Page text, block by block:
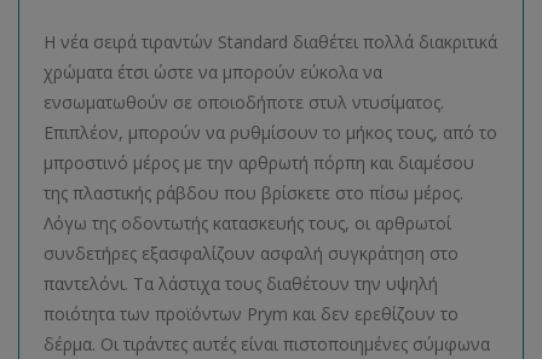
Η νέα σειρά τιραντών Standard διαθέτει πολλά διακριτικά
χρώματα έτσι ώστε να μπορούν εύκολα να
ενσωματωθούν σε οποιοδήποτε στυλ ντυσίματος.
Επιπλέον, μπορούν να ρυθμίσουν το μήκος τους, από το
μπροστινό μέρος με την αρθρωτή πόρπη και διαμέσου
της πλαστικής ράβδου που βρίσκετε στο πίσω μέρος.
Λόγω της οδοντωτής κατασκευής τους, οι αρθρωτοί
συνδετήρες εξασφαλίζουν ασφαλή συγκράτηση στο
παντελόνι. Τα λάστιχα τους διαθέτουν την υψηλή
ποιότητα των προϊόντων Prym και δεν ερεθίζουν το
δέρμα. Οι τιράντες αυτές είναι πιστοποιημένες σύμφωνα